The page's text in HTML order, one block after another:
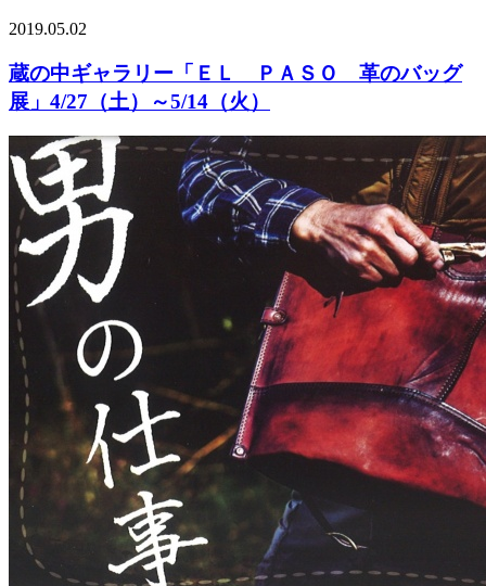
2019.05.02
蔵の中ギャラリー「ＥＬ ＰＡＳＯ 革のバッグ
展」4/27（土）～5/14（火）